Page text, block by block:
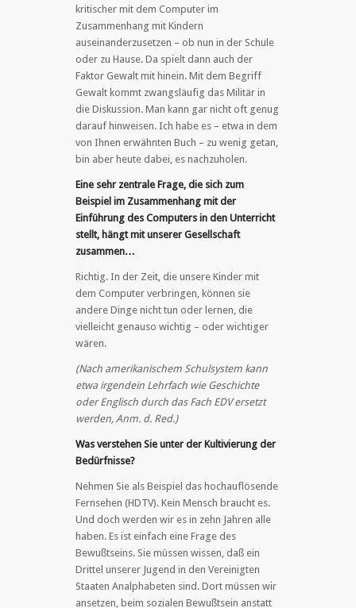
kritischer mit dem Computer im
Zusammenhang mit Kindern
auseinanderzusetzen – ob nun in der Schule
oder zu Hause. Da spielt dann auch der
Faktor Gewalt mit hinein. Mit dem Begriff
Gewalt kommt zwangsläufig das Militär in
die Diskussion. Man kann gar nicht oft genug
darauf hinweisen. Ich habe es – etwa in dem
von Ihnen erwähnten Buch – zu wenig getan,
bin aber heute dabei, es nachzuholen.
Eine sehr zentrale Frage, die sich zum
Beispiel im Zusammenhang mit der
Einführung des Computers in den Unterricht
stellt, hängt mit unserer Gesellschaft
zusammen…
Richtig. In der Zeit, die unsere Kinder mit
dem Computer verbringen, können sie
andere Dinge nicht tun oder lernen, die
vielleicht genauso wichtig – oder wichtiger
wären.
(Nach amerikanischem Schulsystem kann
etwa irgendein Lehrfach wie Geschichte
oder Englisch durch das Fach EDV ersetzt
werden, Anm. d. Red.)
Was verstehen Sie unter der Kultivierung der
Bedürfnisse?
Nehmen Sie als Beispiel das hochauflösende
Fernsehen (HDTV). Kein Mensch braucht es.
Und doch werden wir es in zehn Jahren alle
haben. Es ist einfach eine Frage des
Bewußtseins. Sie müssen wissen, daß ein
Drittel unserer Jugend in den Vereinigten
Staaten Analphabeten sind. Dort müssen wir
ansetzen, beim sozialen Bewußtsein anstatt